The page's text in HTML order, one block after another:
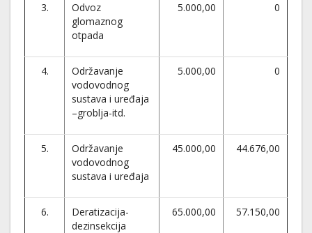
3.
Odvoz
glomaznog
otpada
5.000,00 0
4.
Održavanje
vodovodnog
sustava i uređaja
–groblja-itd.
5.000,00 0
5.
Održavanje
vodovodnog
sustava i uređaja
45.000,00 44.676,00
6.
Deratizacija-
dezinsekcija
65.000,00 57.150,00